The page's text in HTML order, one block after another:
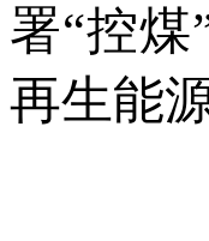
署“控
再生能